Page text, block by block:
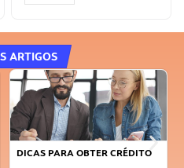
ARTIGOS
FAÇA A DIFERENÇA: SEJA